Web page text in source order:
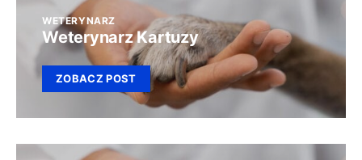
WETERYNARZ
Weterynarz Kartuzy
ZOBACZ POST